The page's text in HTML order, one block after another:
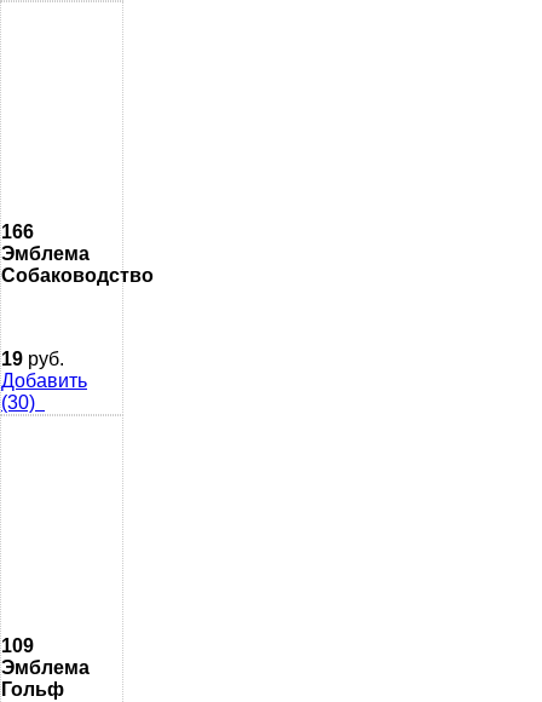
166
Эмблема
Собаководство
19 руб.
Добавить
(30)
109
Эмблема
Гольф